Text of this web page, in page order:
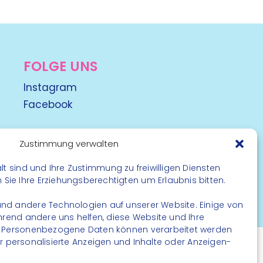
Zustimmung verwalten
sind und Ihre Zustimmung zu freiwilligen Diensten
Ihre Erziehungsberechtigten um Erlaubnis bitten.
andere Technologien auf unserer Website. Einige von
andere uns helfen, diese Website und Ihre
Daten können verarbeitet werden
personalisierte Anzeigen und Inhalte oder Anzeigen-
FOLGE UNS
Instagram
Facebook